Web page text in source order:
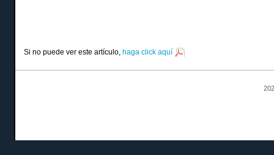
Si no puede ver este artículo, haga click aquí